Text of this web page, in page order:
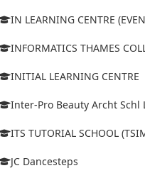
IN LEARNING CENTRE
INFORMATICS THAMES
INITIAL LEARNING CENTRE
Inter-Pro Beauty Archt Schl
ITS TUTORIAL SCHOOL
JC Dancesteps